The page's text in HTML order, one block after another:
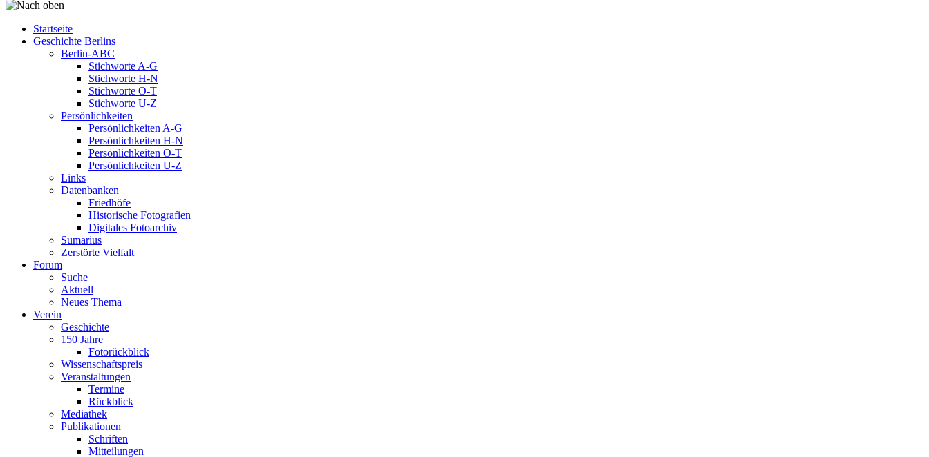
Startseite
Geschichte Berlins
Berlin-ABC
Stichworte A-G
Stichworte H-N
Stichworte O-T
Stichworte U-Z
Persönlichkeiten
Persönlichkeiten A-G
Persönlichkeiten H-N
Persönlichkeiten O-T
Persönlichkeiten U-Z
Links
Datenbanken
Friedhöfe
Historische Fotografien
Digitales Fotoarchiv
Sumarius
Zerstörte Vielfalt
Forum
Suche
Aktuell
Neues Thema
Verein
Geschichte
150 Jahre
Fotorückblick
Wissenschaftspreis
Veranstaltungen
Termine
Rückblick
Mediathek
Publikationen
Schriften
Mitteilungen